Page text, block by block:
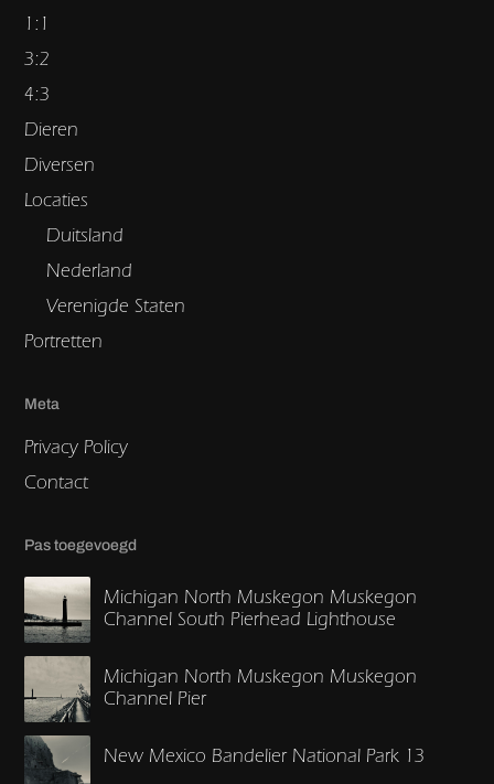
1:1
3:2
4:3
Dieren
Diversen
Locaties
Duitsland
Nederland
Verenigde Staten
Portretten
Meta
Privacy Policy
Contact
Pas toegevoegd
Michigan North Muskegon Muskegon
Channel South Pierhead Lighthouse
Michigan North Muskegon Muskegon
Channel Pier
New Mexico Bandelier National Park 13